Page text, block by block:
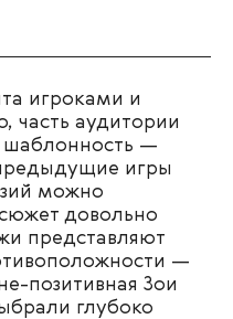
игроками и
часть аудитории
шаблонность —
игры
можно
довольно
представляют
—
позитивная Зои
глубоко